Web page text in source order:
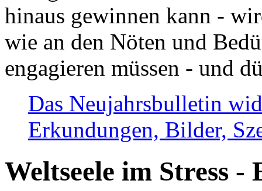
hinaus gewinnen kann -
wie an den Nöten und
engagieren müssen - und
Das Neujahrsbulletin
Erkundungen, Bilder,
Weltseele im Stress -